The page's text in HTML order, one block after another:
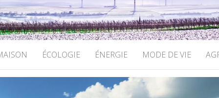
DU TITANIC
ÉCOLOGIE ÉNERGIE MODE DE VIE